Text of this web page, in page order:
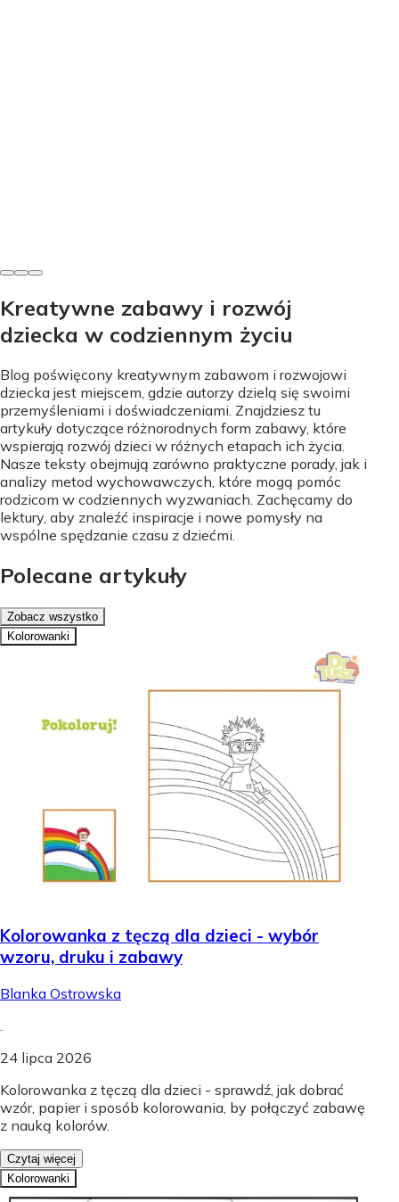
Kreatywne zabawy i rozwój
dziecka w codziennym życiu
Blog poświęcony kreatywnym zabawom i rozwojowi
dziecka jest miejscem, gdzie autorzy dzielą się swoimi
przemyśleniami i doświadczeniami. Znajdziesz tu
artykuły dotyczące różnorodnych form zabawy, które
wspierają rozwój dzieci w różnych etapach ich życia.
Nasze teksty obejmują zarówno praktyczne porady, jak i
analizy metod wychowawczych, które mogą pomóc
rodzicom w codziennych wyzwaniach. Zachęcamy do
lektury, aby znaleźć inspiracje i nowe pomysły na
wspólne spędzanie czasu z dziećmi.
Polecane artykuły
Zobacz wszystko
Kolorowanki
Kolorowanka z tęczą dla dzieci - wybór
wzoru, druku i zabawy
Blanka Ostrowska
24 lipca 2026
Kolorowanka z tęczą dla dzieci - sprawdź, jak dobrać
wzór, papier i sposób kolorowania, by połączyć zabawę
z nauką kolorów.
Czytaj więcej
Kolorowanki